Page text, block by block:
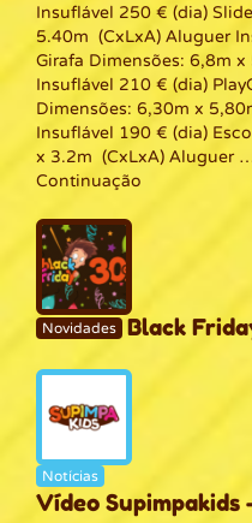
Insuflável 250 € (dia)
5.40m (CxLxA) Aluguer
Girafa Dimensões: 6,8m
Insuflável 210 € (dia)
Dimensões: 6,30m x
Insuflável 190 € (dia)
x 3.2m (CxLxA) Aluguer
Continuação
Novidades Black
Notícias
Vídeo Supimpakids